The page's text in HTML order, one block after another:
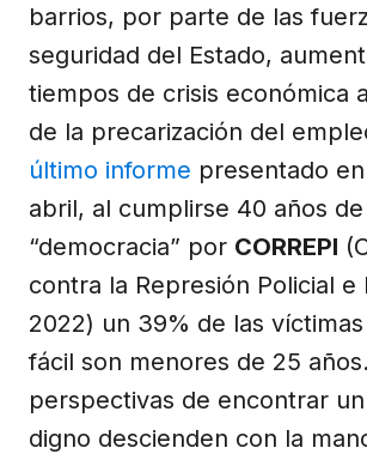
barrios, por parte de las
seguridad del Estado,
tiempos de crisis económica
de la precarización del
último informe presentado
abril, al cumplirse 40 años de
“democracia” por CORREPI
contra la Represión Policial e
2022) un 39% de las
fácil son menores de 25
perspectivas de encontrar
digno descienden con la